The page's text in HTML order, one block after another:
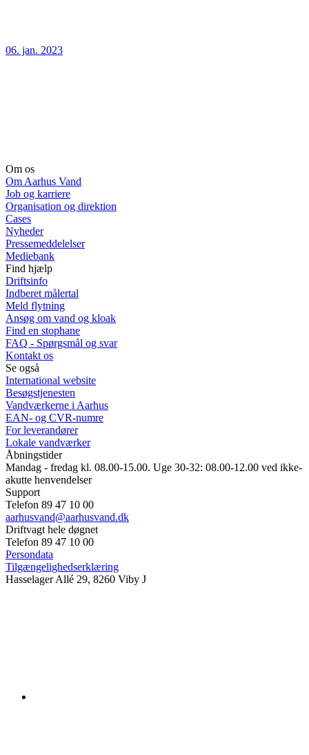
06. jan. 2023
Om os
Om Aarhus Vand
Job og karriere
Organisation og direktion
Cases
Nyheder
Pressemeddelelser
Mediebank
Find hjælp
Driftsinfo
Indberet målertal
Meld flytning
Ansøg om vand og kloak
Find en stophane
FAQ - Spørgsmål og svar
Kontakt os
Se også
International website
Besøgstjenesten
Vandværkerne i Aarhus
EAN- og CVR-numre
For leverandører
Lokale vandværker
Åbningstider
Mandag - fredag kl. 08.00-15.00. Uge 30-32: 08.00-12.00 ved ikke-
akutte henvendelser
Support
Telefon 89 47 10 00
aarhusvand@aarhusvand.dk
Driftvagt hele døgnet
Telefon 89 47 10 00
Persondata
Tilgængelighedserklæring
Hasselager Allé 29, 8260 Viby J